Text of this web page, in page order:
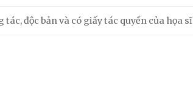
tác, độc bản và có giấy tác quyền của họa sĩ